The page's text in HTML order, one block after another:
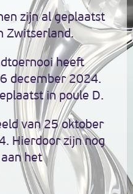
zijn al geplaatst
Zwitserland.
heeft
december 2024.
in poule D.
van 25 oktober
Hierdoor zijn nog
het